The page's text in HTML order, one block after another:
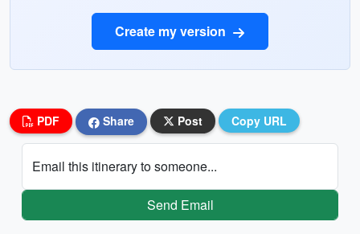
Create my version
PDF Share Post Copy URL
Email this itinerary to someone...
Send Email